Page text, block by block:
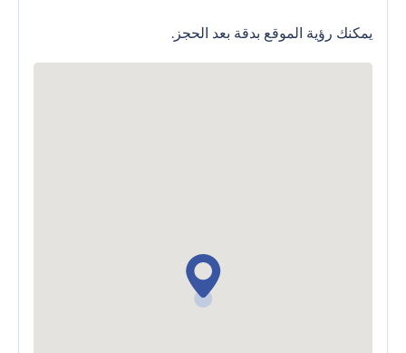
يمكنك رؤية الموقع بدقة بعد الحجز.